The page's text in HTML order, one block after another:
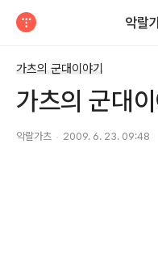
악랄
가츠의 군대이야기
가츠의 군대
악랄가츠 2009. 6. 23. 09:48